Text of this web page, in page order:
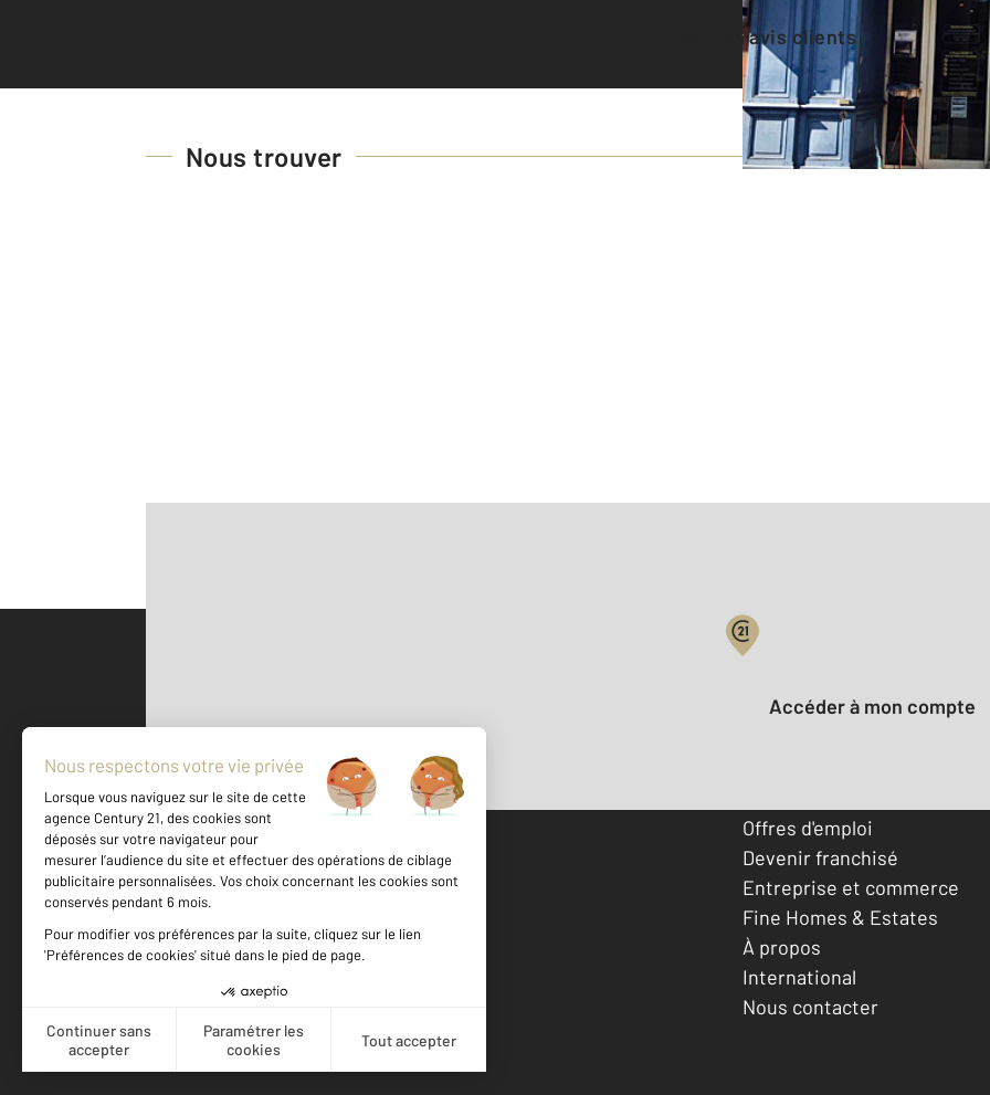
Voir tous les avis clients
Nous trouver
500 m ©Mappy
Votre compte :
Accéder à mon compte
Votre agence est notée
Achat
Location
Offres d'emploi
Devenir franchisé
Entreprise et commerce
Fine Homes & Estates
À propos
International
Nous contacter